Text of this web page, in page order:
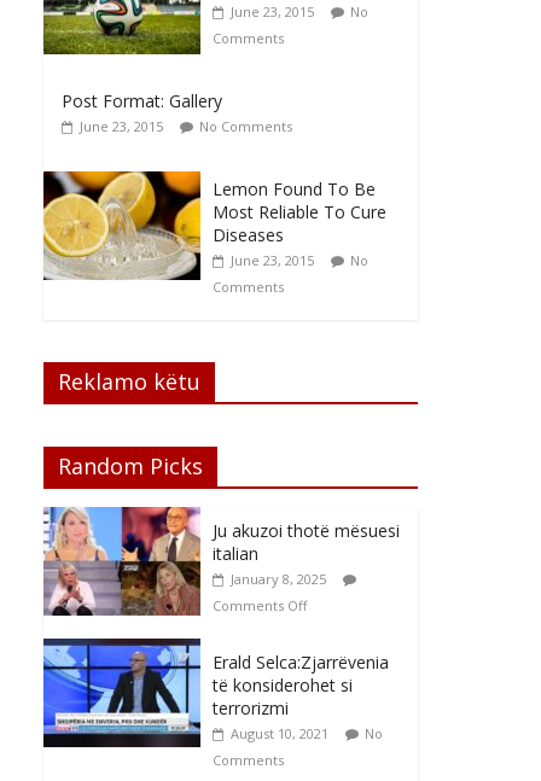
June 23, 2015
No
Comments
Post Format: Gallery
June 23, 2015 No Comments
Lemon Found To Be
Most Reliable To Cure
Diseases
June 23, 2015
No
Comments
Reklamo këtu
Random Picks
Ju akuzoi thotë mësuesi
italian
January 8, 2025
Comments Off
Erald Selca:Zjarrëvenia
të konsiderohet si
terrorizmi
August 10, 2021
No
Comments